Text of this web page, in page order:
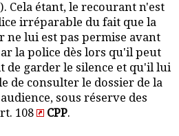
Cela étant, le recourant n'est
irréparable du fait que la
ne lui est pas permise avant
la police dès lors qu'il peut
de garder le silence et qu'il lui
de consulter le dossier de la
sous réserve des
108
CPP.